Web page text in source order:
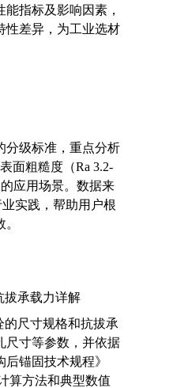
指标及影响因素，
性差异，为工业选材
分级标准，重点分析
面粗糙度（Ra 3.2-
应用场景。数据来
实践，帮助用户根
拔承载力详解
尺寸规格和抗拔承
尺寸等参数，并依据
锚固技术规程》
算方法和典型数值